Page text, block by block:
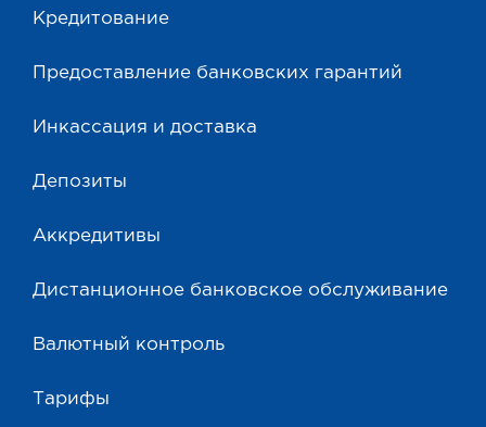
Кредитование
Предоставление банковских гарантий
Инкассация и доставка
Депозиты
Аккредитивы
Дистанционное банковское обслуживание
Валютный контроль
Тарифы